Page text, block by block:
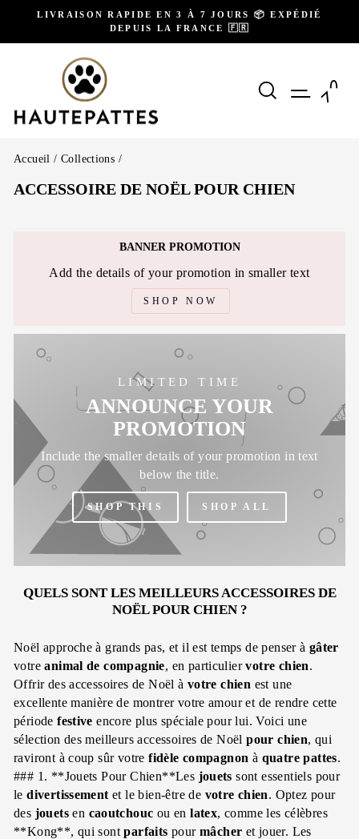
contenu
Diaporama
LIVRAISON RAPIDE EN 3 À 7 JOURS 📦 EXPÉDIÉ
DEPUIS LA FRANCE 🇫🇷
Accueil / Collections /
ACCESSOIRE DE NOËL POUR CHIEN
BANNER PROMOTION
Add the details of your promotion in smaller text
SHOP NOW
LIMITED TIME
ANNOUNCE YOUR
PROMOTION
Include the smaller details of your promotion in text
below the title.
SHOP THIS SHOP ALL
QUELS SONT LES MEILLEURS ACCESSOIRES DE
NOËL POUR CHIEN ?
Noël approche à grands pas, et il est temps de penser à gâter
votreanimal de compagnie, en particuliervotre chien.
Offrir des accessoires de Noël à votre chien est une
excellente manière de montrer votre amour et de rendre cette
périodefestive encore plus spéciale pour lui. Voici une
sélection des meilleurs accessoires de Noëlpour chien, qui
raviront à coup sûr votrefidèle compagnon à quatre pattes.
### 1. **Jouets Pour Chien**Les jouets sont essentiels pour
ledivertissement et le bien-être de votre chien. Optez pour
des jouetsen caoutchouc ou enlatex, comme les célèbres
**Kong**, qui sontparfaits pour mâcher et jouer. Les